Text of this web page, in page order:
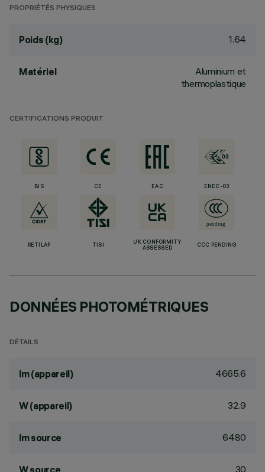
PROPRIÉTÉS PHYSIQUES
Poids (kg) 1.64
Matériel
Aluminium et
thermoplastique
CERTIFICATIONS PRODUIT
BIS CE EAC ENEC-03
RETILAP TISI
UK CONFORMITY
ASSESSED
CCC PENDING
DONNÉES PHOTOMÉTRIQUES
DÉTAILS
lm (appareil) 4665.6
W (appareil) 32.9
lm source 6480
W source 30